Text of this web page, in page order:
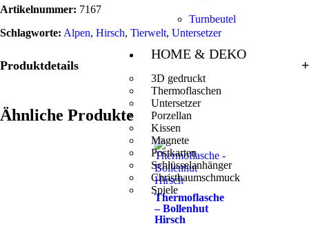
Turnbeutel
HOME & DEKO
3D gedruckt
Thermoflaschen
Untersetzer
Porzellan
Kissen
Magnete
Postkarten
Schlüsselanhänger
Christbaumschmuck
Spiele
Artikelnummer: 7167
Schlagworte: Alpen, Hirsch, Tierwelt, Untersetzer
Produktdetails
Ähnliche Produkte
Thermoflasche
– Bollenhut
Hirsch